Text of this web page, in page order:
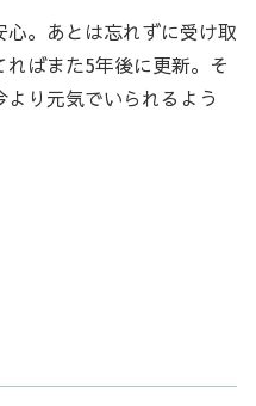
。あとは忘れずに受け取
ばまた5年後に更新。そ
り元気でいられるよう